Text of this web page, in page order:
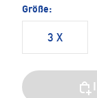
Größe:
3 X